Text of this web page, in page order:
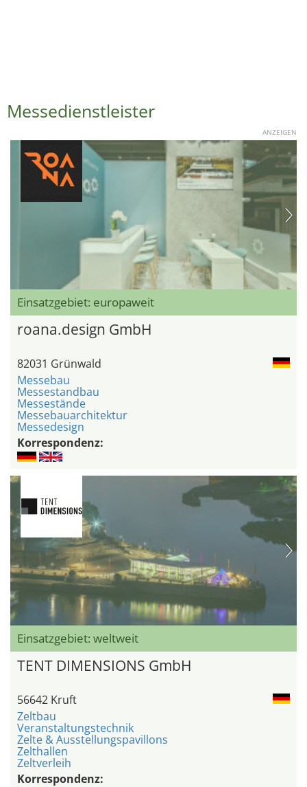
Messedienstleister
ANZEIGEN
Einsatzgebiet: europaweit
roana.design GmbH
82031 Grünwald
Messebau
Messestandbau
Messestände
Messebauarchitektur
Messedesign
Korrespondenz:
Einsatzgebiet: weltweit
TENT DIMENSIONS GmbH
56642 Kruft
Zeltbau
Veranstaltungstechnik
Zelte & Ausstellungspavillons
Zelthallen
Zeltverleih
Korrespondenz: